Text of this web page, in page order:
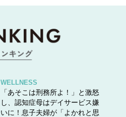
WELLNESS
「あそこは刑務所よ！」と激怒
し、認知症母はデイサービス嫌
いに！息子夫婦が「よかれと思